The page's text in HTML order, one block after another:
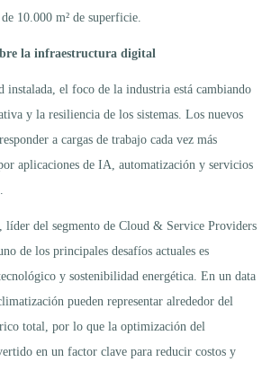
10.000 m² de superficie.
la infraestructura digital
instalada, el foco de la industria está cambiando
y la resiliencia de los sistemas. Los nuevos
a cargas de trabajo cada vez más
aplicaciones de IA, automatización y servicios
líder del segmento de Cloud & Service Providers
de los principales desafíos actuales es
y sostenibilidad energética. En un data
pueden representar alrededor del
total, por lo que la optimización del
en un factor clave para reducir costos y